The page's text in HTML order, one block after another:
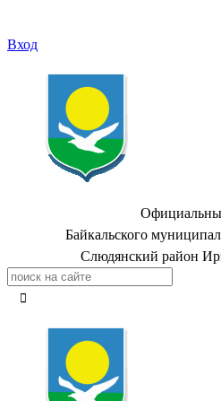
Вход
Байкальского
Слюдянский район